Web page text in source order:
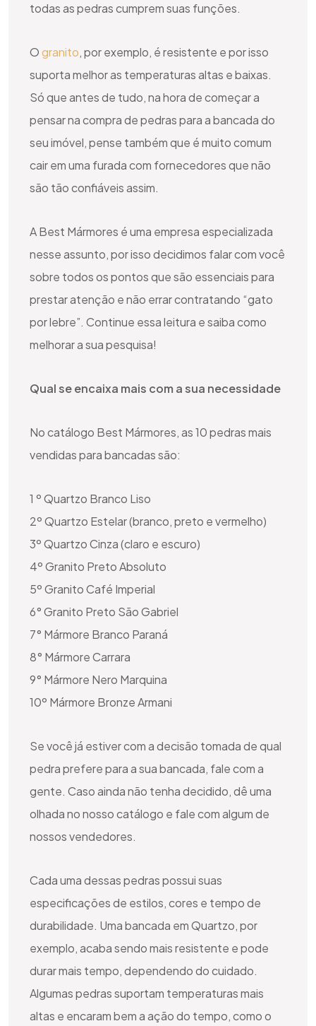
todas as pedras cumprem suas funções.
Ogranito, por exemplo, é resistente e por isso
suporta melhor as temperaturas altas e baixas.
Só que antes de tudo, na hora de começar a
pensar na compra de pedras para a bancada do
seu imóvel, pense também que é muito comum
cair em uma furada com fornecedores que não
são tão confiáveis assim.
A Best Mármores é uma empresa especializada
nesse assunto, por isso decidimos falar com você
sobre todos os pontos que são essenciais para
prestar atenção e não errar contratando “gato
por lebre”. Continue essa leitura e saiba como
melhorar a sua pesquisa!
Qual se encaixa mais com a sua necessidade
No catálogo Best Mármores, as 10 pedras mais
vendidas para bancadas são:
1 º Quartzo Branco Liso
2º Quartzo Estelar (branco, preto e vermelho)
3º Quartzo Cinza (claro e escuro)
4º Granito Preto Absoluto
5º Granito Café Imperial
6° Granito Preto São Gabriel
7° Mármore Branco Paraná
8° Mármore Carrara
9° Mármore Nero Marquina
10º Mármore Bronze Armani
Se você já estiver com a decisão tomada de qual
pedra prefere para a sua bancada, fale com a
gente. Caso ainda não tenha decidido, dê uma
olhada no nosso catálogo e fale com algum de
nossos vendedores.
Cada uma dessas pedras possui suas
especificações de estilos, cores e tempo de
durabilidade. Uma bancada em Quartzo, por
exemplo, acaba sendo mais resistente e pode
durar mais tempo, dependendo do cuidado.
Algumas pedras suportam temperaturas mais
altas e encaram bem a ação do tempo, como o